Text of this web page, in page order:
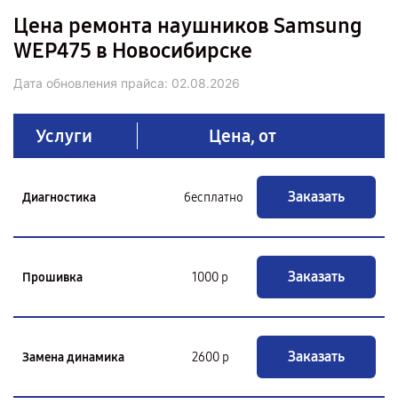
Цена ремонта наушников Samsung
WEP475 в Новосибирске
Дата обновления прайса: 02.08.2026
Услуги Цена, от
Диагностика бесплатно Заказать
Прошивка 1000 р Заказать
Замена динамика 2600 р Заказать